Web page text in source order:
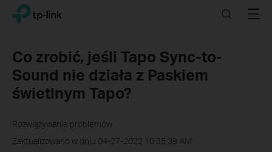
Click
navigation
TP-Link, Reliably Smart SearchMenu
Co zrobić, jeśli Tapo Sync-to-
Sound nie działa z Paskiem
świetlnym Tapo?
Rozwiązywanie problemów
Zaktualizowano w dniu 04-27-2022 10:35:39 AM